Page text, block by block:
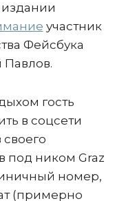
участник
Фейсбука
Павлов.
гость
в соцсети
под ником Graz
номер,
(примерно